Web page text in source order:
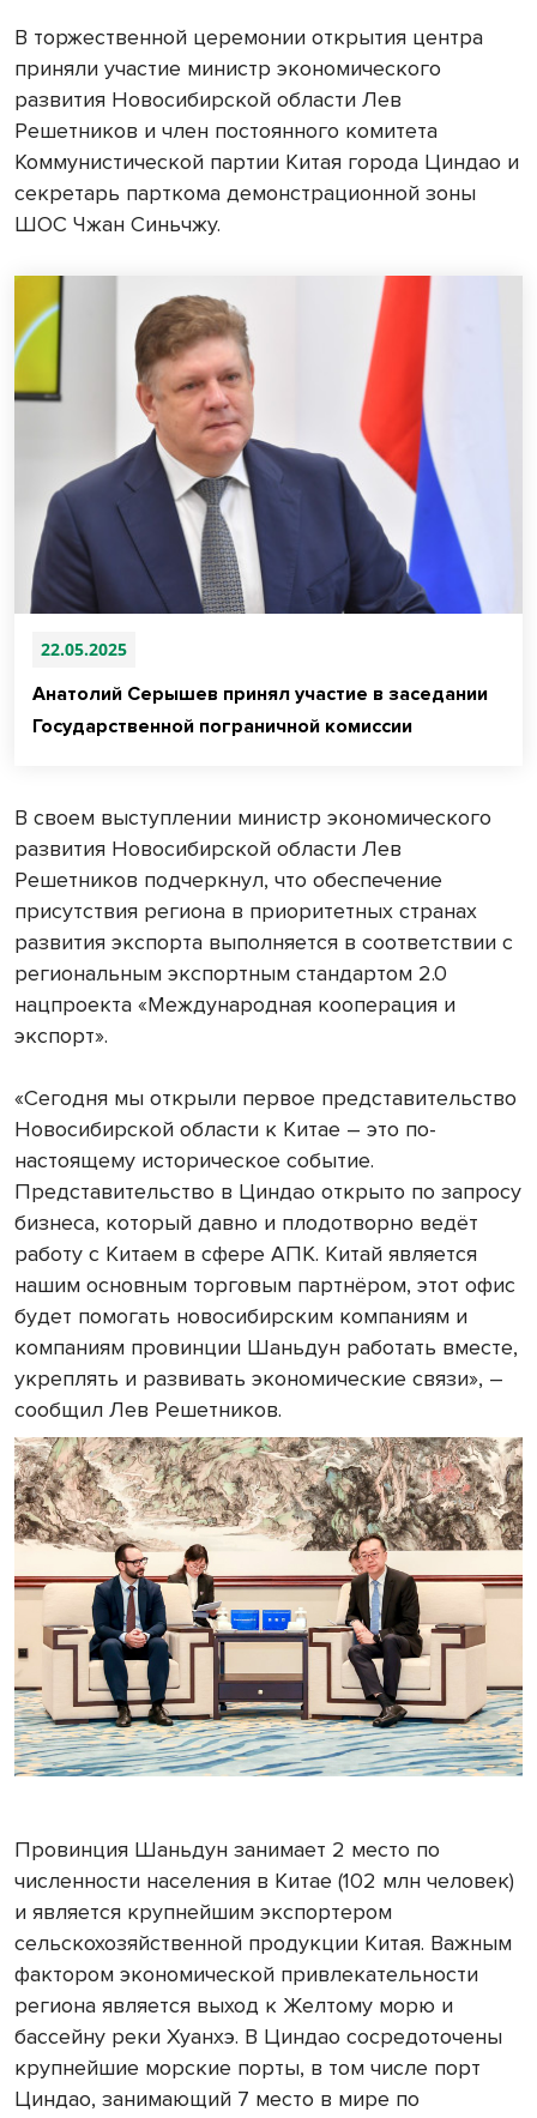
В торжественной церемонии открытия центра
приняли участие министр экономического
развития Новосибирской области Лев
Решетников и член постоянного комитета
Коммунистической партии Китая города Циндао и
секретарь парткома демонстрационной зоны
ШОС Чжан Синьчжу.
22.05.2025
Анатолий Серышев принял участие в заседании
Государственной пограничной комиссии
В своем выступлении министр экономического
развития Новосибирской области Лев
Решетников подчеркнул, что обеспечение
присутствия региона в приоритетных странах
развития экспорта выполняется в соответствии с
региональным экспортным стандартом 2.0
нацпроекта «Международная кооперация и
экспорт».
«Сегодня мы открыли первое представительство
Новосибирской области к Китае – это по-
настоящему историческое событие.
Представительство в Циндао открыто по запросу
бизнеса, который давно и плодотворно ведёт
работу с Китаем в сфере АПК. Китай является
нашим основным торговым партнёром, этот офис
будет помогать новосибирским компаниям и
компаниям провинции Шаньдун работать вместе,
укреплять и развивать экономические связи», –
сообщил Лев Решетников.
Провинция Шаньдун занимает 2 место по
численности населения в Китае (102 млн человек)
и является крупнейшим экспортером
сельскохозяйственной продукции Китая. Важным
фактором экономической привлекательности
региона является выход к Желтому морю и
бассейну реки Хуанхэ. В Циндао сосредоточены
крупнейшие морские порты, в том числе порт
Циндао, занимающий 7 место в мире по